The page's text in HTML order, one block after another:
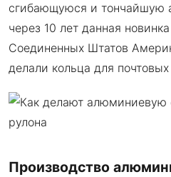
сгибающуюся и тончайшую
через 10 лет данная
Соединенных Штатов
делали кольца для почтовых
Производство